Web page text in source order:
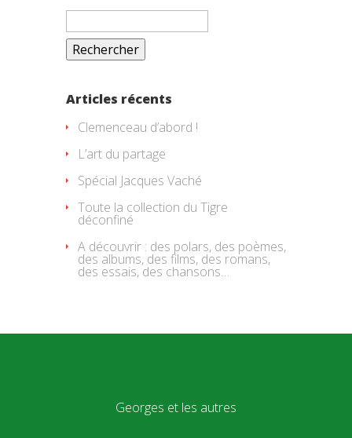
Rechercher :
Articles récents
Clemenceau d’abord !
L’art du partage
Spécial Jacques Vaché
Toute la collection du Tigre
déconfiné
A découvrir : des polars, des poèmes,
des albums, des films, des romans,
des essais, des chansons…
Georges et les autres